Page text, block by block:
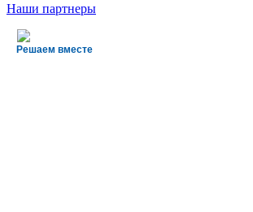
Наши партнеры
Решаем вместе